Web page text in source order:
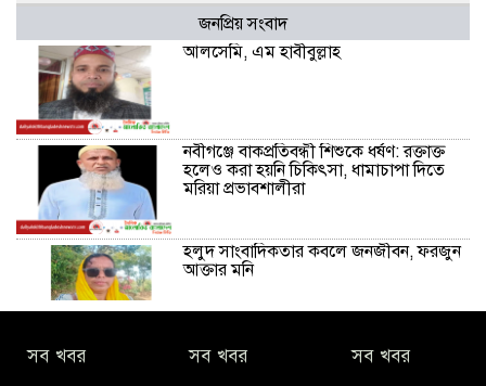
জনপ্রিয় সংবাদ
আলসেমি, এম হাবীবুল্লাহ
নবীগঞ্জে বাকপ্রতিবন্ধী শিশুকে ধর্ষণ: রক্তাক্ত
হলেও করা হয়নি চিকিৎসা, ধামাচাপা দিতে
মরিয়া প্রভাবশালীরা
হলুদ সাংবাদিকতার কবলে জনজীবন, ফরজুন
আক্তার মনি
নীরবে সমাজ বদলের স্বপ্ন বুনছেন সিমি
কিবরিয়া
সব খবর সব খবর সব খবর